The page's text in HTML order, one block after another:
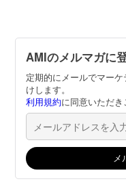
AMIのメルマガに
定期的にメールでマー
けします。
利用規約に同意いただき